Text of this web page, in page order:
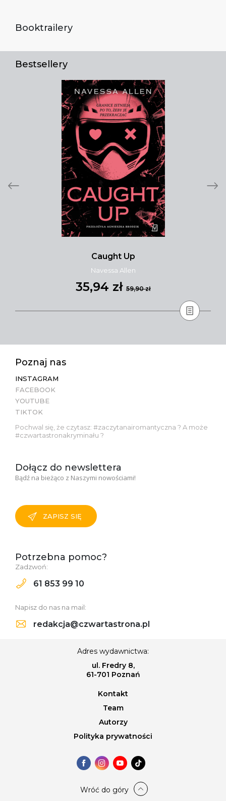
Booktrailery
Bestsellery
Caught Up
Navessa Allen
35,94 zł 59,90 zł
Poznaj nas
INSTAGRAM
FACEBOOK
YOUTUBE
TIKTOK
Pochwal się, że czytasz: #zaczytanairomantyczna ? A może
#czwartastronakryminału ?
Dołącz do newslettera
Bądź na bieżąco z Naszymi nowościami!
ZAPISZ SIĘ
Potrzebna pomoc?
Zadzwoń:
61 853 99 10
Napisz do nas na mail:
redakcja@czwartastrona.pl
Adres wydawnictwa:
ul. Fredry 8,
61-701 Poznań
Kontakt
Team
Autorzy
Polityka prywatności
Wróć do góry